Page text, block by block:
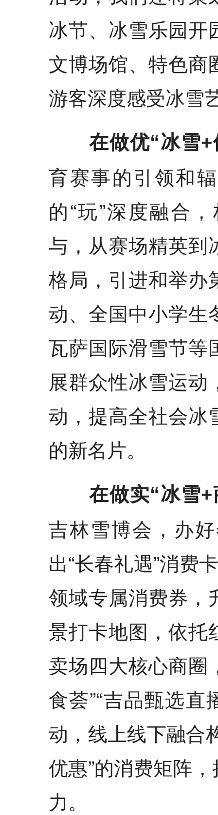
冰节、冰雪乐园开
文博场馆、特色商
游客深度感受冰雪
在做优“冰雪
育赛事的引领和
的“玩”深度融合
与，从赛场精英到
格局，引进和举办
动、全国中小学生
瓦萨国际滑雪节等
展群众性冰雪运
动，提高全社会冰
的新名片。
在做实“冰雪
吉林雪博会，办
出“长春礼遇”消费
领域专属消费券，
景打卡地图，依托
卖场四大核心商圈
食荟”“吉品甄选直
动，线上线下融合
优惠”的消费矩阵
力。